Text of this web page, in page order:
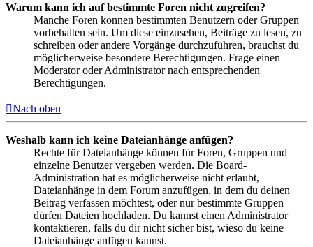
Warum kann ich auf bestimmte Foren nicht zugreifen?
Manche Foren können bestimmten Benutzern oder Gruppen
vorbehalten sein. Um diese einzusehen, Beiträge zu lesen, zu
schreiben oder andere Vorgänge durchzuführen, brauchst du
möglicherweise besondere Berechtigungen. Frage einen
Moderator oder Administrator nach entsprechenden
Berechtigungen.
Nach oben
Weshalb kann ich keine Dateianhänge anfügen?
Rechte für Dateianhänge können für Foren, Gruppen und
einzelne Benutzer vergeben werden. Die Board-
Administration hat es möglicherweise nicht erlaubt,
Dateianhänge in dem Forum anzufügen, in dem du deinen
Beitrag verfassen möchtest, oder nur bestimmte Gruppen
dürfen Dateien hochladen. Du kannst einen Administrator
kontaktieren, falls du dir nicht sicher bist, wieso du keine
Dateianhänge anfügen kannst.